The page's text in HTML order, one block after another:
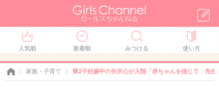
人気順 新着順 みつける 使い方
家族・子育て 第2子妊娠中の矢沢心が入院「赤ちゃんを信じて 先生